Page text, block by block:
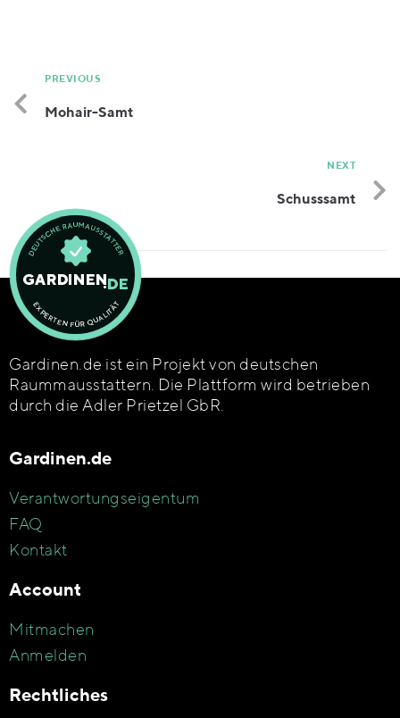
PREVIOUS
Mohair-Samt
NEXT
Schusssamt
Gardinen.de ist ein Projekt von deutschen
Raummausstattern. Die Plattform wird betrieben
durch die Adler Prietzel GbR.
Gardinen.de
Verantwortungseigentum
FAQ
Kontakt
Account
Mitmachen
Anmelden
Rechtliches